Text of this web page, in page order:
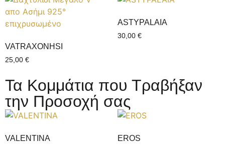
VATRAXONHSI
25,00 €
ASTYPALAIA
30,00 €
Τα Κομμάτια που Τραβήξαν
την Προσοχή σας
VALENTINΑ EROS